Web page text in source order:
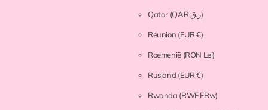
Qatar (QAR ر.ق)
Réunion (EUR €)
Roemenië (RON Lei)
Rusland (EUR €)
Rwanda (RWF FRw)